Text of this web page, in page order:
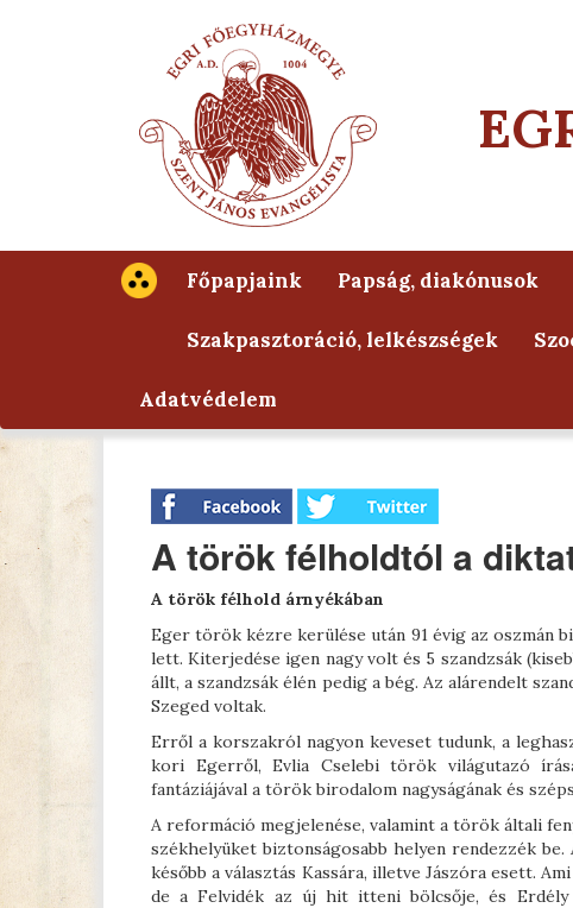
Főpapjaink Papság, diakónusok
Szakpasztoráció, lelkészségek
Adatvédelem
A török félholdtól a
A török félhold árnyékában
Eger török kézre kerülése után 91 évig az oszmán
lett. Kiterjedése igen nagy volt és 5 szandzsák
állt, a szandzsák élén pedig a bég. Az alárendelt
Szeged voltak.
Erről a korszakról nagyon keveset tudunk, a
kori Egerről, Evlia Cselebi török világutazó
fantáziájával a török birodalom nagyságának és
A reformáció megjelenése, valamint a török általi
székhelyüket biztonságosabb helyen rendezzék
később a választás Kassára, illetve Jászóra esett.
de a Felvidék az új hit itteni bölcsője, és